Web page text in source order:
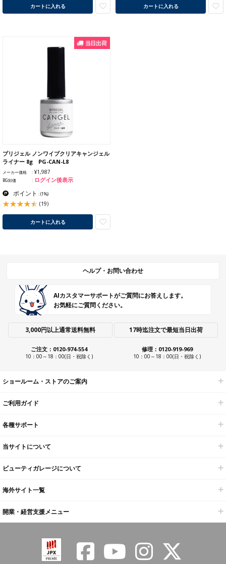
カートに入れる カートに入れる
プリジェル ノンワイプクリアキャンジェル
ライナー 8g PG-CAN-L8
メーカー価格 ¥1,987
BG卸価 ログイン後表示
ポイント :(1%)
(19)
カートに入れる
ヘルプ・お問い合わせ
AIカスタマーサポートがご質問にお答えします。
お気軽にご質問ください。
3,000円以上通常送料無料 17時迄注文で最短当日出荷
ご注文：0120-974-554
10：00～18：00(日・祝除く)
修理：0120-919-969
10：00～18：00(日・祝除く)
ショールーム・ストアのご案内
ご利用ガイド
各種サポート
当サイトについて
ビューティガレージについて
海外サイト一覧
開業・経営支援メニュー